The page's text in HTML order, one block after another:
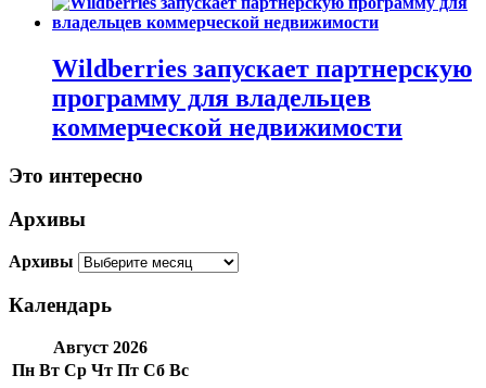
Wildberries запускает партнерскую
программу для владельцев
коммерческой недвижимости
Это интересно
Архивы
Архивы
Календарь
Август 2026
Пн Вт Ср Чт Пт Сб Вс